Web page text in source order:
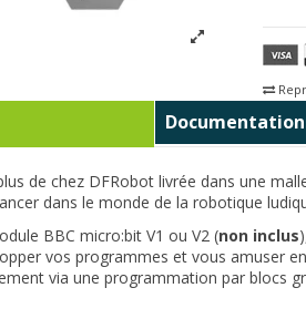
de chez DFRobot livrée dans une
dans le monde de la robotique
BBC micro:bit V1 ou V2 (non inclus
vos programmes et vous amuser
via une programmation par blocs